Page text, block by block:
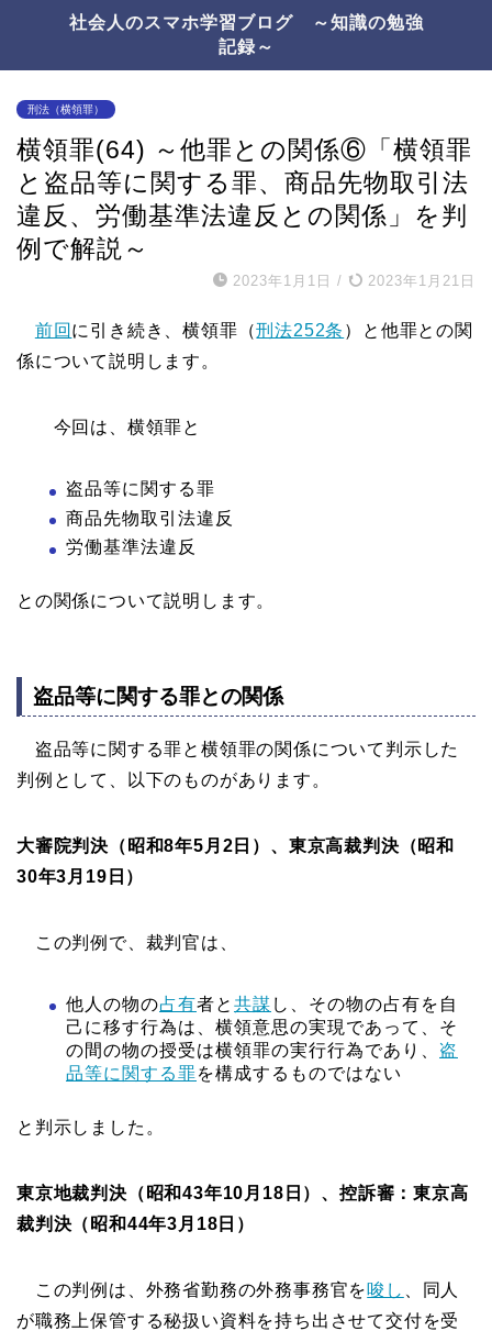
社会人のスマホ学習ブログ ～知識の勉強
記録～
刑法（横領罪）
横領罪(64) ～他罪との関係⑥「横領罪
と盗品等に関する罪、商品先物取引法
違反、労働基準法違反との関係」を判
例で解説～
2023年1月1日 / 2023年1月21日
前回 に引き続き、横領罪（刑法252条 ）と他罪との関
係について説明します。
今回は、横領罪と
盗品等に関する罪
商品先物取引法違反
労働基準法違反
との関係について説明します。
盗品等に関する罪との関係
盗品等に関する罪と横領罪の関係について判示した
判例として、以下のものがあります。
大審院判決（昭和8年5月2日）、東京高裁判決（昭和
30年3月19日）
この判例で、裁判官は、
他人の物の占有者と 共謀 し、その物の占有を自
己に移す行為は、横領意思の実現であって、そ
の間の物の授受は横領罪の実行行為であり、 盗
品等に関する罪を構成するものではない
と判示しました。
東京地裁判決（昭和43年10月18日）、控訴審：東京高
裁判決（昭和44年3月18日）
この判例は、外務省勤務の外務事務官を唆し
、同人
が職務上保管する秘扱い資料を持ち出させて交付を受